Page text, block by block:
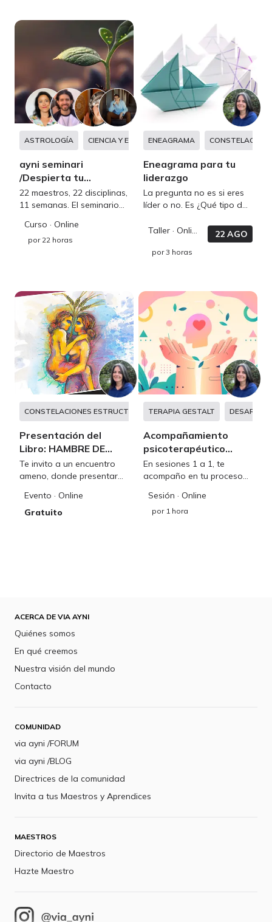
ASTROLOGÍA CIENCIA Y ESPIRITUALIDAD DESARROLLO
ayni seminari
/Despierta tu
Maestría Interna
22 maestros, 22 disciplinas,
11 semanas. El seminario
para desbloquear tu
sabiduría innata, impulsar
Curso · Online
por 22 horas
ENEAGRAMA
Eneagrama para tu
liderazgo
La pregunta no es si eres
líder o no. Es ¿Qué tipo de
eneagrama te muestra tu
Taller · Online 22 AGO
por3 horas
CONSTELACIONES ESTRUCTURALES CONSTELACIONES
Presentación del
Libro: HAMBRE DE
MADRE
Te invito a un encuentro
ameno, donde presentaré
MADRE: Sanando la
relación con la madre
Evento · Online
Gratuito
TERAPIA GESTALT
Acompañamiento
psicoterapéutico
gestáltico
En sesiones 1 a 1, te
acompaño en tu proceso
autoconocimiento y
desarrollo para superar
Sesión · Online
por 1 hora
ACERCA DE VIA AYNI
Quiénes somos
En qué creemos
Nuestra visión del mundo
Contacto
COMUNIDAD
via ayni /FORUM
via ayni /BLOG
Directrices de la comunidad
Invita a tus Maestros y Aprendices
MAESTROS
Directorio de Maestros
Hazte Maestro